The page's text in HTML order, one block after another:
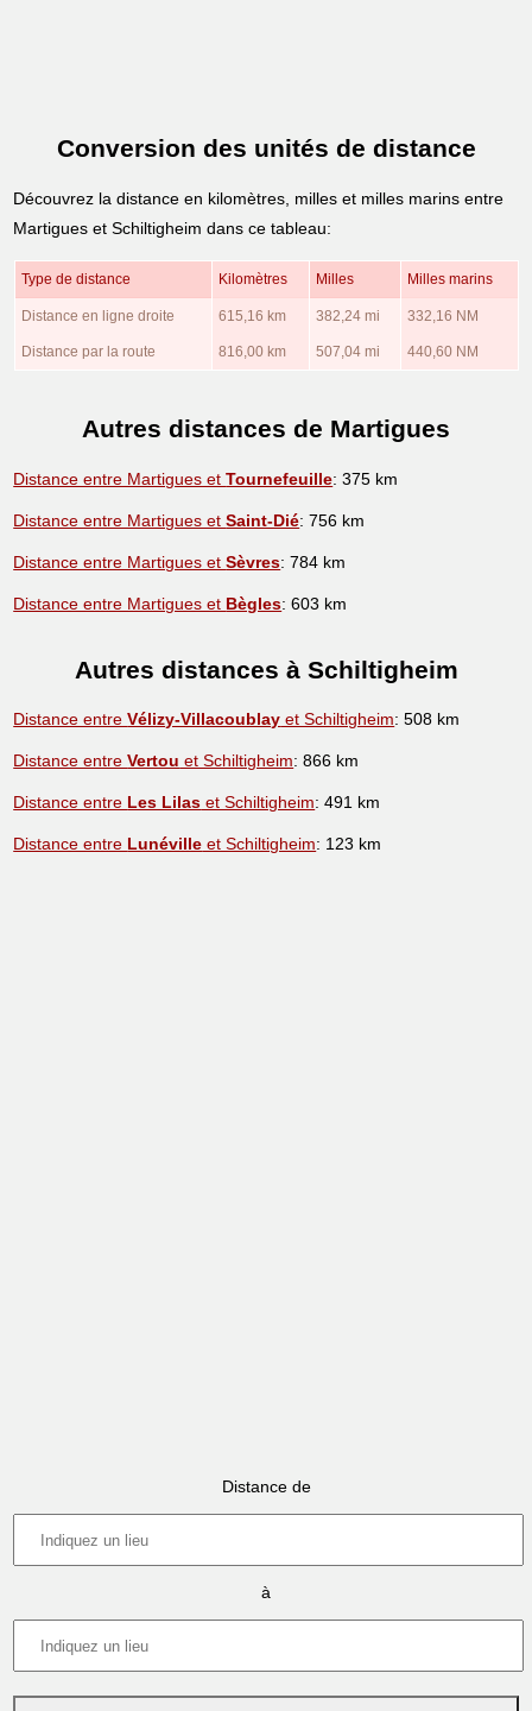
Conversion des unités de distance
Découvrez la distance en kilomètres, milles et milles marins entre
Martigues et Schiltigheim dans ce tableau:
Type de distance Kilomètres Milles Milles marins
Distance en ligne droite 615,16 km 382,24 mi 332,16 NM
Distance par la route 816,00 km 507,04 mi 440,60 NM
Autres distances de Martigues
Distance entre Martigues etTournefeuille: 375 km
Distance entre Martigues etSaint-Dié: 756 km
Distance entre Martigues etSèvres: 784 km
Distance entre Martigues et Bègles: 603 km
Autres distances à Schiltigheim
Distance entreVélizy-Villacoublay et Schiltigheim: 508 km
Distance entreVertou et Schiltigheim: 866 km
Distance entre Les Lilas et Schiltigheim: 491 km
Distance entre Lunéville et Schiltigheim: 123 km
Distance de
à